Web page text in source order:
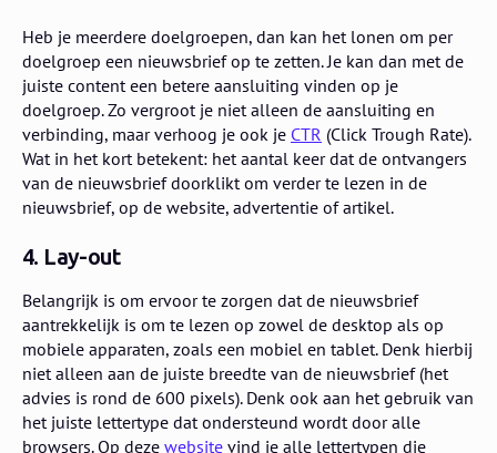
Heb je meerdere doelgroepen, dan kan het lonen om per
doelgroep een nieuwsbrief op te zetten. Je kan dan met de
juiste content een betere aansluiting vinden op je
doelgroep. Zo vergroot je niet alleen de aansluiting en
verbinding, maar verhoog je ook je CTR (Click Trough Rate).
Wat in het kort betekent: het aantal keer dat de ontvangers
van de nieuwsbrief doorklikt om verder te lezen in de
nieuwsbrief, op de website, advertentie of artikel.
4. Lay-out
Belangrijk is om ervoor te zorgen dat de nieuwsbrief
aantrekkelijk is om te lezen op zowel de desktop als op
mobiele apparaten, zoals een mobiel en tablet. Denk hierbij
niet alleen aan de juiste breedte van de nieuwsbrief (het
advies is rond de 600 pixels). Denk ook aan het gebruik van
het juiste lettertype dat ondersteund wordt door alle
browsers. Op deze website vind je alle lettertypen die